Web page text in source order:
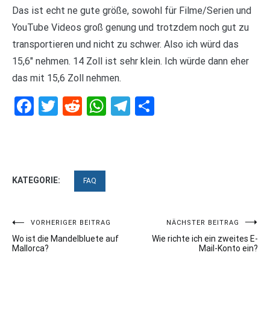
Das ist echt ne gute größe, sowohl für Filme/Serien und
YouTube Videos groß genung und trotzdem noch gut zu
transportieren und nicht zu schwer. Also ich würd das
15,6″ nehmen. 14 Zoll ist sehr klein. Ich würde dann eher
das mit 15,6 Zoll nehmen.
Facebook
Twitter
RedditWhatsApp
Telegram
KATEGORIE: FAQ
Beitragsnavigation
VORHERIGER BEITRAG
Wo ist die Mandelbluete auf
Mallorca?
NÄCHSTER BEITRAG
Wie richte ich ein zweites E-
Mail-Konto ein?